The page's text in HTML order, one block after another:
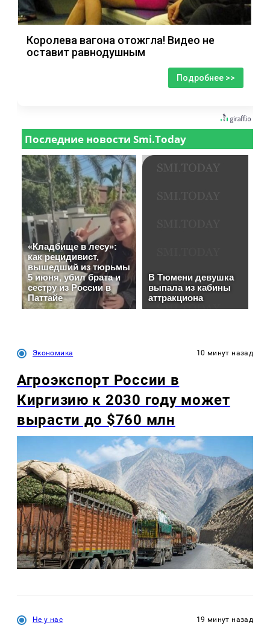
Королева вагона отожгла! Видео не
оставит равнодушным
Подробнее >>
Экономика 10 минут назад
Агроэкспорт России в
Киргизию к 2030 году может
вырасти до $760 млн
Не у нас 19 минут назад